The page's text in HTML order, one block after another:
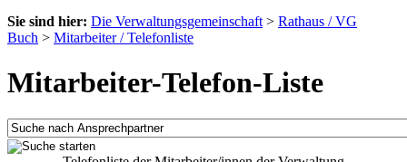
Sie sind hier: Die Verwaltungsgemeinschaft > Rathaus / VG
Buch > Mitarbeiter / Telefonliste
Mitarbeiter-Telefon-Liste